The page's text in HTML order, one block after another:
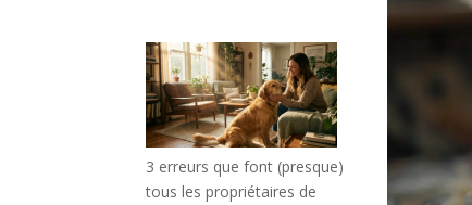
3 erreurs que font (presque)
tous les propriétaires de